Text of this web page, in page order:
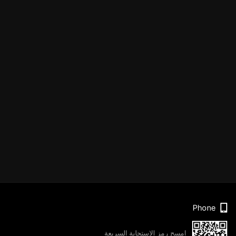
Phone
امسح رمز الاستجابة السريعة